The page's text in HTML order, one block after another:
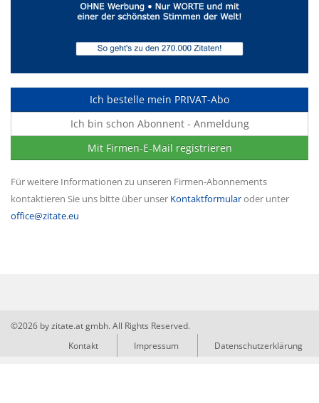
Ich bestelle mein PRIVAT-Abo
Ich bin schon Abonnent - Anmeldung
Mit Firmen-E-Mail registrieren
Für weitere Informationen zu unseren Firmen-Abonnements
kontaktieren Sie uns bitte über unser Kontaktformularoder unter
office@zitate.eu
©2026 by zitate.at gmbh. All Rights Reserved.
Kontakt
Impressum Datenschutzerklärung